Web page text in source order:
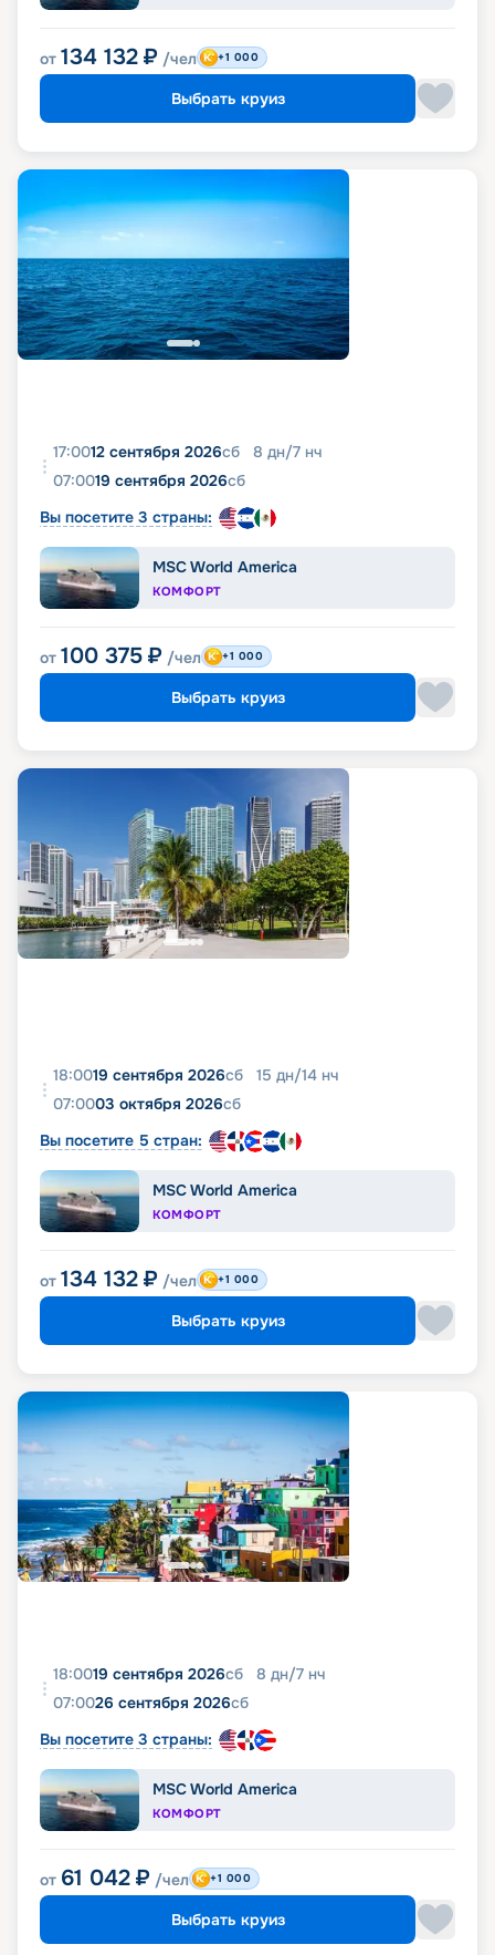
от 134 132 ₽ /чел +1 000
Выбрать круиз
17:0012 сентября 2026сб 8 дн/7 нч
07:0019 сентября 2026сб
Вы посетите 3 страны:
MSC World America
КОМФОРТ
от 100 375 ₽ /чел +1 000
Выбрать круиз
18:0019 сентября 2026сб 15 дн/14 нч
07:0003 октября 2026сб
Вы посетите 5 стран:
MSC World America
КОМФОРТ
от 134 132 ₽ /чел +1 000
Выбрать круиз
18:0019 сентября 2026сб 8 дн/7 нч
07:0026 сентября 2026сб
Вы посетите 3 страны:
MSC World America
КОМФОРТ
от 61 042 ₽ /чел +1 000
Выбрать круиз